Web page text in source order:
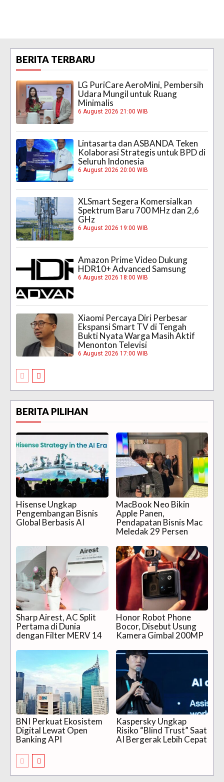
BERITA TERBARU
LG PuriCare AeroMini, Pembersih
Udara Mungil untuk Ruang
Minimalis
6 August 2026 21:00 WIB
Lintasarta dan ASBANDA Teken
Kolaborasi Strategis untuk BPD di
Seluruh Indonesia
6 August 2026 20:00 WIB
XLSmart Segera Komersialkan
Spektrum Baru 700 MHz dan 2,6
GHz
6 August 2026 19:00 WIB
Amazon Prime Video Dukung
HDR10+ Advanced Samsung
6 August 2026 18:00 WIB
Xiaomi Percaya Diri Perbesar
Ekspansi Smart TV di Tengah
Bukti Nyata Warga Masih Aktif
Menonton Televisi
6 August 2026 17:00 WIB
BERITA PILIHAN
Hisense Ungkap
Pengembangan Bisnis
Global Berbasis AI
MacBook Neo Bikin
Apple Panen,
Pendapatan Bisnis Mac
Meledak 29 Persen
Sharp Airest, AC Split
Pertama di Dunia
dengan Filter MERV 14
Honor Robot Phone
Bocor, Disebut Usung
Kamera Gimbal 200MP
BNI Perkuat Ekosistem
Digital Lewat Open
Banking API
Kaspersky Ungkap
Risiko “Blind Trust” Saat
AI Bergerak Lebih Cepat